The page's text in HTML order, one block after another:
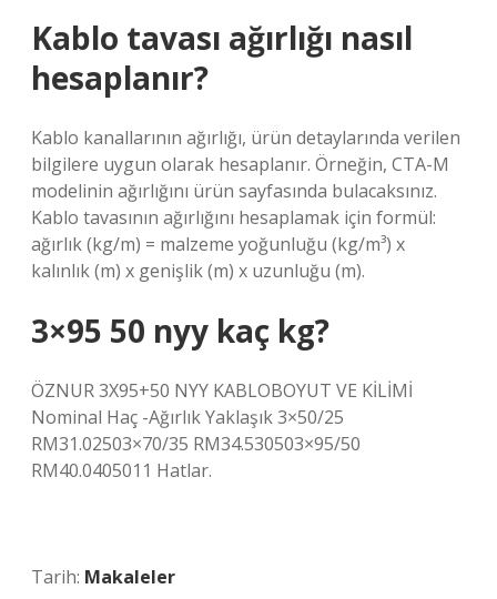
Kablo tavası ağırlığı nasıl
hesaplanır?
Kablo kanallarının ağırlığı, ürün detaylarında verilen
bilgilere uygun olarak hesaplanır. Örneğin, CTA-M
modelinin ağırlığını ürün sayfasında bulacaksınız.
Kablo tavasının ağırlığını hesaplamak için formül:
ağırlık (kg/m) = malzeme yoğunluğu (kg/m³) x
kalınlık (m) x genişlik (m) x uzunluğu (m).
3×95 50 nyy kaç kg?
ÖZNUR 3X95+50 NYY KABLOBOYUT VE KİLİMİ
Nominal Haç -Ağırlık Yaklaşık 3×50/25
RM31.02503×70/35 RM34.530503×95/50
RM40.0405011 Hatlar.
Tarih: Makaleler